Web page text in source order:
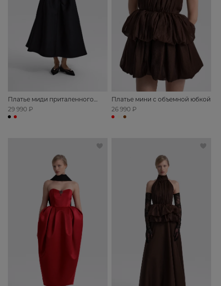
Платье миди приталенного
силуэта с открытыми плечами
29 990 ₽
Платье мини с объемной юбкой
26 990 ₽